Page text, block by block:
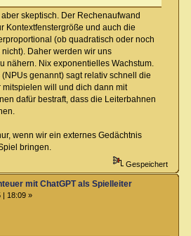
skeptisch. Der Rechenaufwand
Kontextfenstergröße und auch die
(ob quadratisch oder noch
Daher werden wir uns
nähern. Nix exponentielles Wachstum.
genannt) sagt relativ schnell die
mitspielen will und dich dann mit
dafür bestraft, dass die Leiterbahnen
wenn wir ein externes Gedächtnis
bringen.
Gespeichert
mit ChatGPT als Spielleiter
| 18:09 »